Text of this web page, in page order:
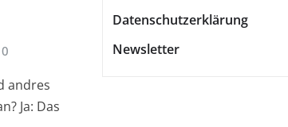
0
andres
Ja: Das
Datenschutzerklärung
Newsletter